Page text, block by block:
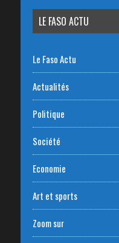
LE FASO ACTU
Le Faso Actu
Actualités
Politique
Société
Economie
Art et sports
Zoom sur